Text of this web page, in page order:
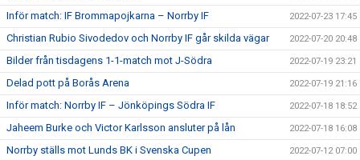
Inför match: IF Brommapojkarna – Norrby IF 2022-07-23 17:45
Christian Rubio Sivodedov och Norrby IF går skilda vägar 2022-07-20 20:48
Bilder från tisdagens 1-1-match mot J-Södra 2022-07-19 23:21
Delad pott på Borås Arena 2022-07-19 21:16
Inför match: Norrby IF – Jönköpings Södra IF 2022-07-18 18:52
Jaheem Burke och Victor Karlsson ansluter på lån 2022-07-18 16:08
Norrby ställs mot Lunds BK i Svenska Cupen 2022-07-12 07:00